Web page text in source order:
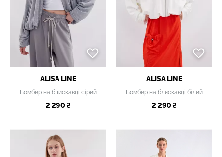
ALISA LINE
Бомбер на блискавці сірий
2 290 ₴
ALISA LINE
Бомбер на блискавці білий
2 290 ₴